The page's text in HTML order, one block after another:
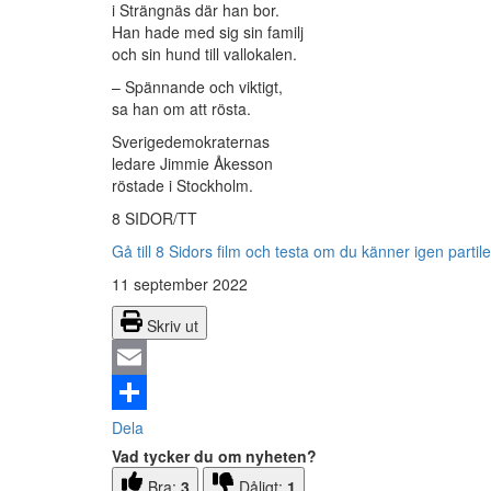
i Strängnäs där han bor.
Han hade med sig sin familj
och sin hund till vallokalen.
– Spännande och viktigt,
sa han om att rösta.
Sverigedemokraternas
ledare Jimmie Åkesson
röstade i Stockholm.
8 SIDOR/TT
Gå till 8 Sidors film och testa om du känner igen
11 september 2022
Skriv ut
Email
Dela
Vad tycker du om nyheten?
Bra: 3 Dåligt: 1